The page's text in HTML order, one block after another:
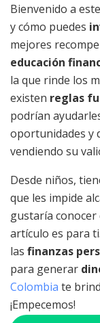
Bienvenido a
y cómo puedes
mejores
educación
la que rinde los
existen reglas
podrían
oportunidades y
vendiendo su
Desde niños,
que les impide
gustaría conocer
artículo es para
las finanzas
para generar
Colombia te
¡Empecemos!